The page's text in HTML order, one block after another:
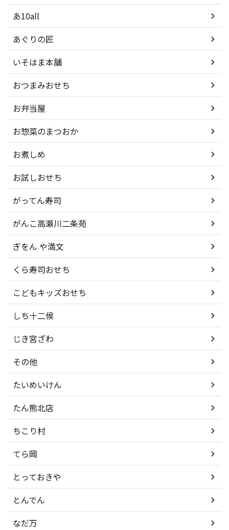
あ10all
あぐりの匠
いそはま本舗
おつまみおせち
お弁当屋
お惣菜のまつおか
お煮しめ
お試しおせち
がってん寿司
がんこ高瀬川二条苑
ぎをん や満文
くら寿司おせち
こどもキッズおせち
しち十二侯
じき宮ざわ
その他
たいめいけん
たん熊北店
ちこり村
てら岡
とっておきや
とんでん
なだ万